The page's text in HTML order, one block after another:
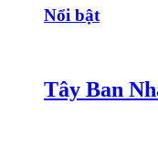
Nổi bật
Tây Ban